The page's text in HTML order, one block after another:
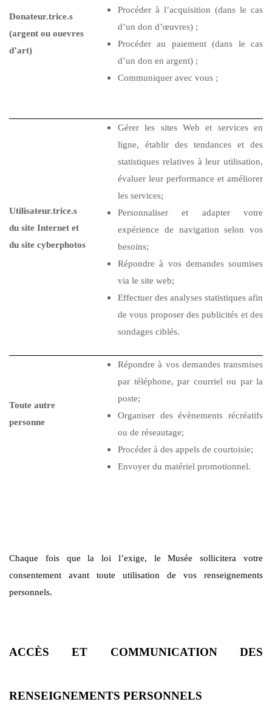
Donateur.trice.s
(argent ou ouevres
d’art)
Procéder à l’acquisition (dans le cas
d’un don d’œuvres) ;
Procéder au paiement (dans le cas
d’un don en argent) ;
Communiquer avec vous ;
Utilisateur.trice.s
du site Internet et
du site cyberphotos
Gérer les sites Web et services en
ligne, établir des tendances et des
statistiques relatives à leur utilisation,
évaluer leur performance et améliorer
les services;
Personnaliser et adapter votre
expérience de navigation selon vos
besoins;
Répondre à vos demandes soumises
via le site web;
Effectuer des analyses statistiques afin
de vous proposer des publicités et des
sondages ciblés.
Toute autre
personne
Répondre à vos demandes transmises
par téléphone, par courriel ou par la
poste;
Organiser des évènements récréatifs
ou de réseautage;
Procéder à des appels de courtoisie;
Envoyer du matériel promotionnel.
Chaque fois que la loi l’exige, le Musée sollicitera votre
consentement avant toute utilisation de vos renseignements
personnels.
ACCÈS ET COMMUNICATION DES
RENSEIGNEMENTS PERSONNELS